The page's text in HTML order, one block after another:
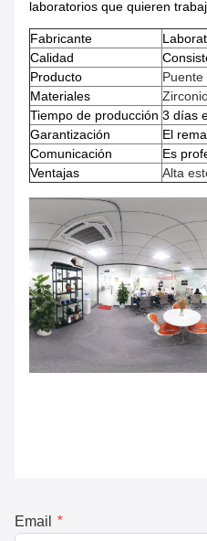
laboratorios que quieren
Fabricante
Calidad
Producto
Materiales
Tiempo de producción 3 días
Garantización
El
Comunicación
Es
Ventajas
Alta
Email *